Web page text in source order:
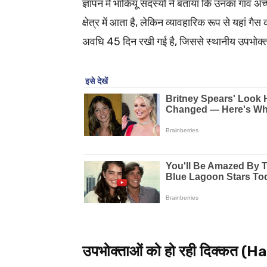
ज्ञापन में भाकियू सदस्यों ने बताया कि उनका
क्षेत्र में आता है, लेकिन व्यावहारिक रूप से यहां
अवधि 45 दिन रखी गई है, जिससे स्थानीय
उपभोक्ताओं को हो रही दिक्कत